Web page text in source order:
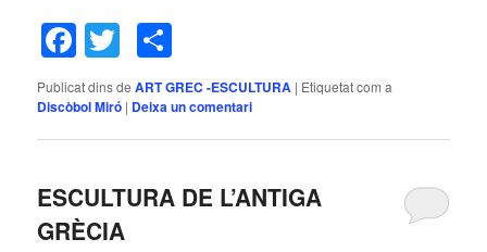
Facebook
Twitter
Publicat dins de ART GREC -ESCULTURA | Etiquetat com a
Discòbol Miró | Deixa un comentari
ESCULTURA DE L’ANTIGA
GRÈCIA